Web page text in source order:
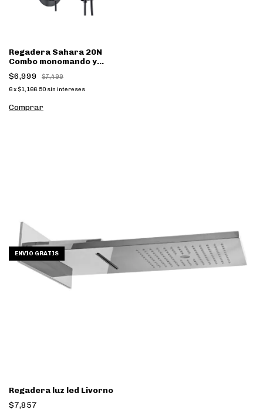
Regadera Sahara 20N
Combo monomando y
regadera mano
$6,999 $7,499
6x $1,166.50 sin intereses
ENVÍO GRATIS
Regadera luz led Livorno
$7,857